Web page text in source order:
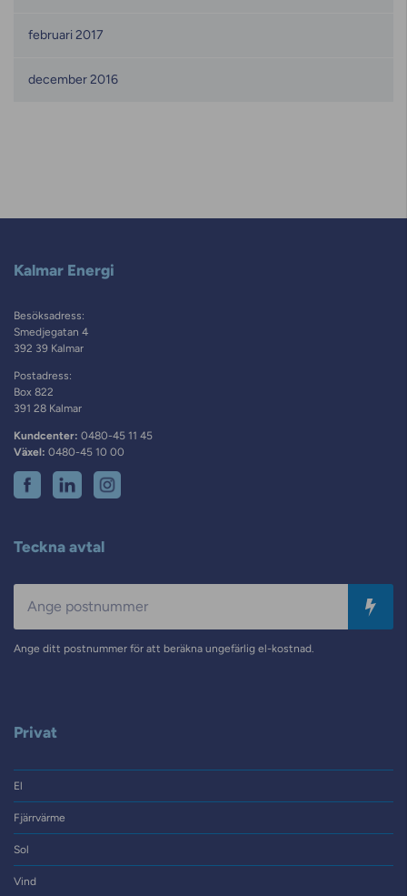
februari 2017
december 2016
Kalmar Energi
Besöksadress:
Smedjegatan 4
392 39 Kalmar
Postadress:
Box 822
391 28 Kalmar
Kundcenter: 0480-45 11 45
Växel: 0480-45 10 00
Teckna avtal
Ange ditt postnummer för att beräkna ungefärlig el-kostnad.
Privat
El
Fjärrvärme
Sol
Vind